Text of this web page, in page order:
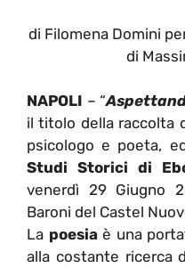
di Filomena Domini
di
NAPOLI – “
il titolo della raccolta
psicologo e poeta,
Studi Storici di
venerdì 29 Giugno
Baroni del Castel
La poesiaè una
alla costante ricerca